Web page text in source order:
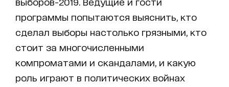
программы попытаются выяснить, кто
сделал выборы настолько грязными, кто
стоит за многочисленными
компроматами и скандалами, и какую
роль играют в политических войнах